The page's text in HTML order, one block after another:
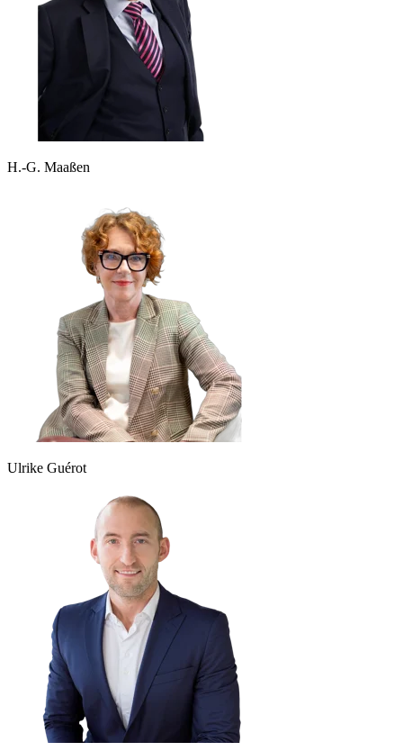
H.-G. Maaßen
Ulrike Guérot